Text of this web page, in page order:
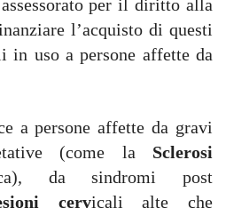
per il diritto alla
l’acquisto di questi
uso a persone affette da
a persone affette da gravi
(come la Sclerosi
da sindromi post
cervicali alte che